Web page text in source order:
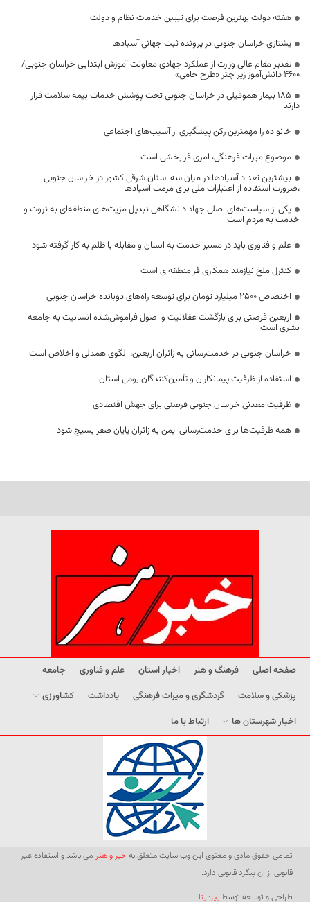
هفته دولت بهترین فرصت برای تبیین خدمات نظام و دولت
یشتازی خراسان جنوبی در پرونده ثبت جهانی آسبادها
تقدیر مقام عالی وزارت از عملکرد جهادی معاونت آموزش ابتدایی خراسان جنوبی/
۴۶۰۰ دانش‌آموز زیر چتر «طرح حامی»
۱۸۵ بیمار هموفیلی در خراسان جنوبی تحت پوشش خدمات بیمه سلامت قرار
دارند
خانواده را مهمترین رکن پیشگیری از آسیب‌های اجتماعی
موضوع میراث فرهنگی، امری فرابخشی است
بیشترین تعداد آسبادها در میان سه استان شرقی کشور در خراسان جنوبی
،ضرورت استفاده از اعتبارات ملی برای مرمت آسبادها
یکی از سیاست‌های اصلی جهاد دانشگاهی تبدیل مزیت‌های منطقه‌ای به ثروت و
خدمت به مردم است
علم و فناوری باید در مسیر خدمت به انسان و مقابله با ظلم به کار گرفته شود
کنترل ملخ نیازمند همکاری فرامنطقه‌ای است
اختصاص 2500 میلیارد تومان برای توسعه راه‌های دوبانده خراسان جنوبی
اربعین فرصتی برای بازگشت عقلانیت و اصول فراموش‌شده انسانیت به جامعه
بشری است
خراسان جنوبی در خدمت‌رسانی به زائران اربعین، الگوی همدلی و اخلاص است
استفاده از ظرفیت پیمانکاران و تأمین‌کنندگان بومی استان
ظرفیت معدنی خراسان جنوبی فرصتی برای جهش اقتصادی
همه ظرفیت‌ها برای خدمت‌رسانی ایمن به زائران پایان صفر بسیج شود
صفحه اصلی فرهنگ و هنر اخبار استان علم و فناوری
جامعه
پزشکی و سلامت
گردشگری و میراث فرهنگی یادداشت
کشاورزی
اخبار شهرستان ها
ارتباط با ما
تمامی حقوق مادی و معنوی این وب سایت متعلق بهخبر و هنر می باشد و استفاده غیر
قانونی از آن پیگرد قانونی دارد.
طراحی و توسعه توسطبیردیتا